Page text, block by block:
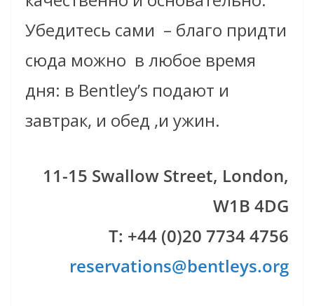
Убедитесь сами – благо придти
сюда можно в любое время
дня: в Bentley’s подают и
завтрак, и обед ,и ужин.
11-15 Swallow Street, London,
W1B 4DG
T: +44 (0)20 7734 4756
reservations@bentleys.org